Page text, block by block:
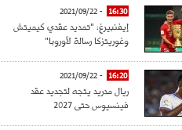
16:30
- 2021/09/22
إيفنبيرغ: "تمديد عقدي كيميتش
وغوريتزكا رسالة لأوروبا"
16:20
- 2021/09/22
ريال مدريد يتجه لتجديد عقد
فينسيوس حتى 2027